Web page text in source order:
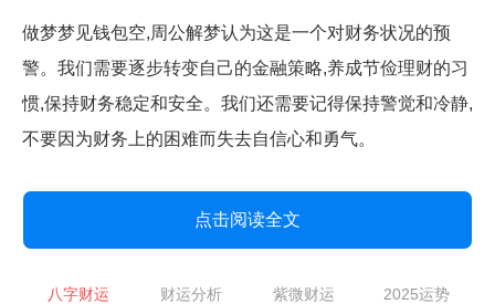
做梦梦见钱包空,周公解梦认为这是一个对财务状况的预
警。我们需要逐步转变自己的金融策略,养成节俭理财的习
惯,保持财务稳定和安全。我们还需要记得保持警觉和冷静,
不要因为财务上的困难而失去自信心和勇气。
点击阅读全文
八字财运 财运分析 紫微财运 2025运势